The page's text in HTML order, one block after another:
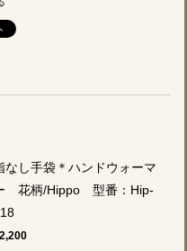
なし手袋＊ハンドウォーマ
花柄/Hippo 型番：Hip-